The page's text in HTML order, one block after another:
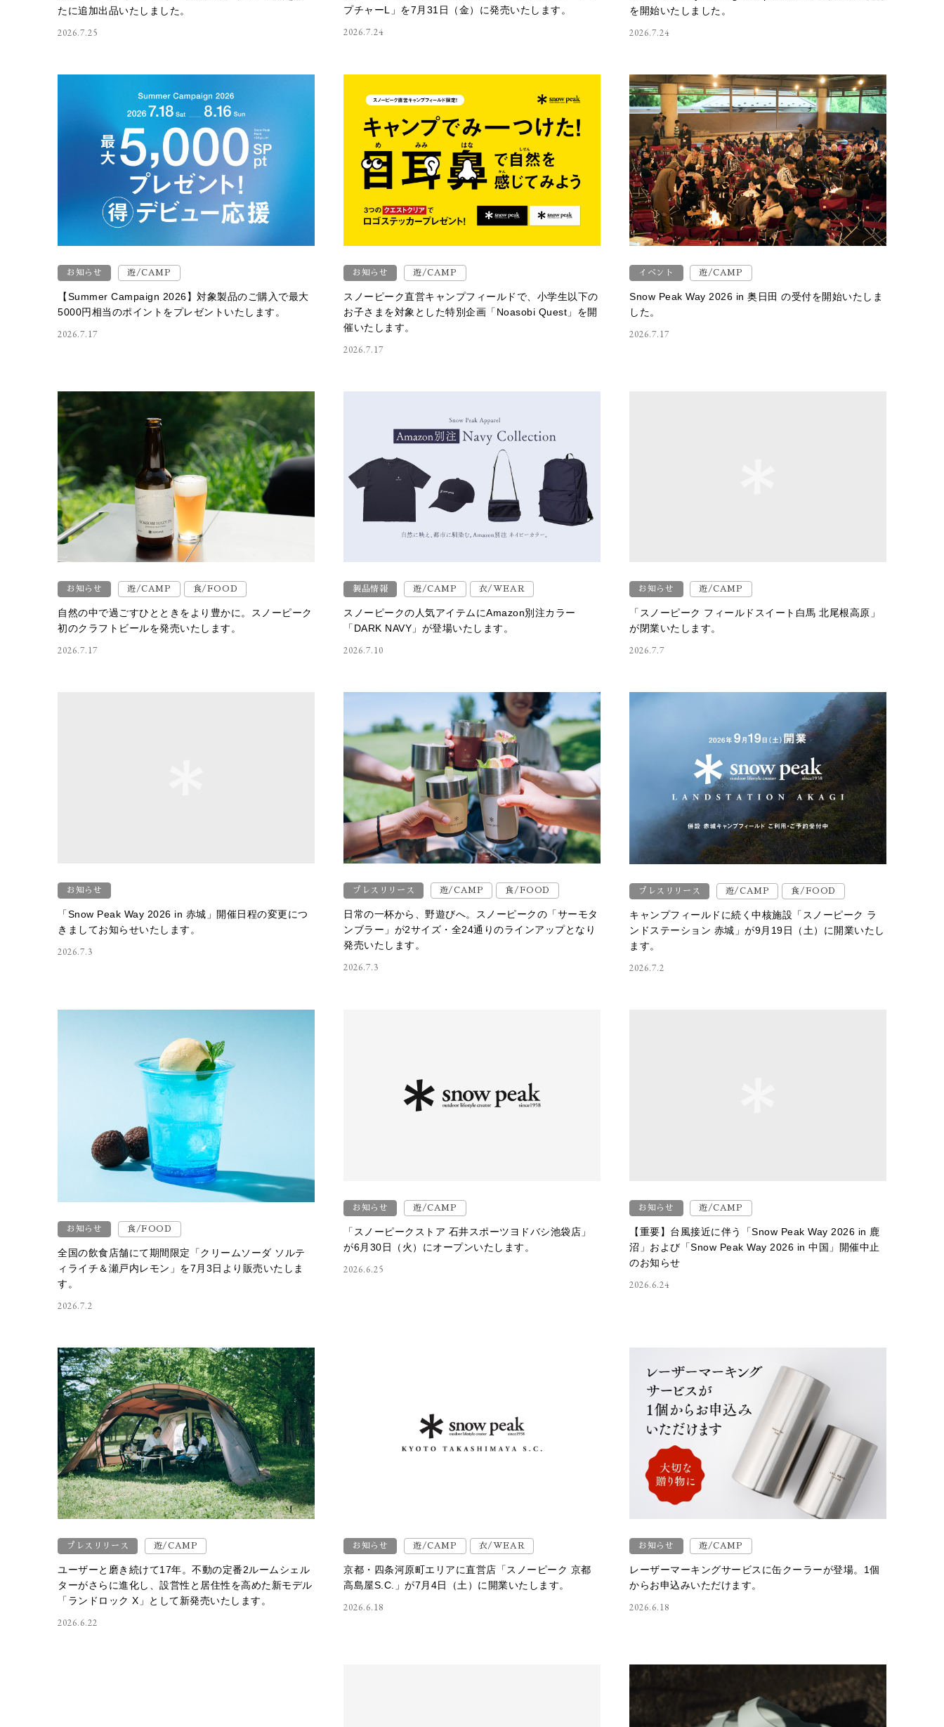
たに追加出品いたしました。
2026.7.25
プチャーL」を7月31日（金）に発売いたします。
2026.7.24
を開始いたしました。
2026.7.24
お知らせ 遊/CAMP
【Summer Campaign 2026】対象製品のご購入で最大
5000円相当のポイントをプレゼントいたします。
2026.7.17
お知らせ 遊/CAMP
スノーピーク直営キャンプフィールドで、小学生以下の
お子さまを対象とした特別企画「Noasobi Quest」を開
催いたします。
2026.7.17
イベント 遊/CAMP
Snow Peak Way 2026 in 奥日田 の受付を開始いたしま
した。
2026.7.17
お知らせ 遊/CAMP 食/FOOD
自然の中で過ごすひとときをより豊かに。スノーピーク
初のクラフトビールを発売いたします。
2026.7.17
製品情報 遊/CAMP 衣/WEAR
スノーピークの人気アイテムにAmazon別注カラー
「DARK NAVY」が登場いたします。
2026.7.10
お知らせ 遊/CAMP
「スノーピーク フィールドスイート白馬 北尾根高原」
が閉業いたします。
2026.7.7
お知らせ
「Snow Peak Way 2026 in 赤城」開催日程の変更につ
きましてお知らせいたします。
2026.7.3
プレスリリース 遊/CAMP 食/FOOD
日常の一杯から、野遊びへ。スノーピークの「サーモタ
ンブラー」が2サイズ・全24通りのラインアップとなり
発売いたします。
2026.7.3
プレスリリース 遊/CAMP 食/FOOD
キャンプフィールドに続く中核施設「スノーピーク ラ
ンドステーション 赤城」が9月19日（土）に開業いたし
ます。
2026.7.2
お知らせ 食/FOOD
全国の飲食店舗にて期間限定「クリームソーダ ソルテ
ィライチ＆瀬戸内レモン」を7月3日より販売いたしま
す。
2026.7.2
お知らせ 遊/CAMP
「スノーピークストア 石井スポーツヨドバシ池袋店」
が6月30日（火）にオープンいたします。
2026.6.25
お知らせ 遊/CAMP
【重要】台風接近に伴う「Snow Peak Way 2026 in 鹿
沼」および「Snow Peak Way 2026 in 中国」開催中止
のお知らせ
2026.6.24
プレスリリース 遊/CAMP
ユーザーと磨き続けて17年。不動の定番2ルームシェル
ターがさらに進化し、設営性と居住性を高めた新モデル
「ランドロック X」として新発売いたします。
2026.6.22
お知らせ 遊/CAMP 衣/WEAR
京都・四条河原町エリアに直営店「スノーピーク 京都
高島屋S.C.」が7月4日（土）に開業いたします。
2026.6.18
お知らせ 遊/CAMP
レーザーマーキングサービスに缶クーラーが登場。1個
からお申込みいただけます。
2026.6.18